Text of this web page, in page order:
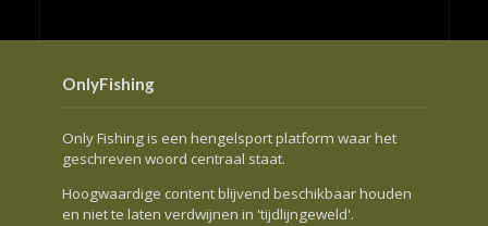
OnlyFishing
Only Fishing is een hengelsport platform waar het
geschreven woord centraal staat.
Hoogwaardige content blijvend beschikbaar houden
en niet te laten verdwijnen in 'tijdlijngeweld'.